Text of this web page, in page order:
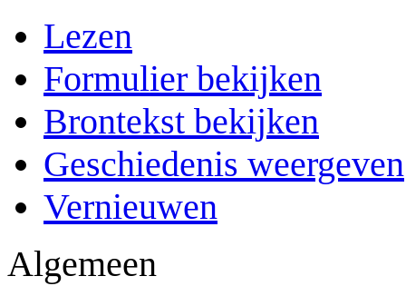
Lezen
Formulier bekijken
Brontekst bekijken
Geschiedenis weergeven
Vernieuwen
Algemeen